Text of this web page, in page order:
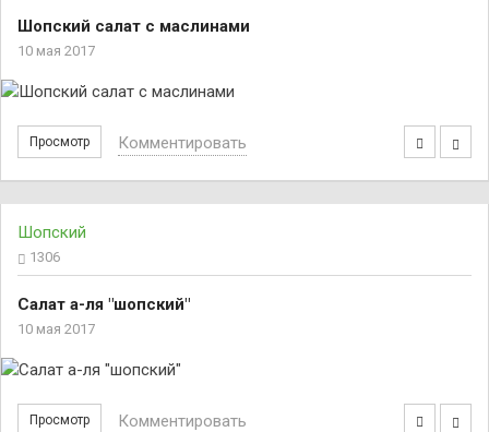
Шопский салат с маслинами
10 мая 2017
Просмотр Комментировать
Шопский
1306
Салат а-ля "шопский"
10 мая 2017
Просмотр Комментировать